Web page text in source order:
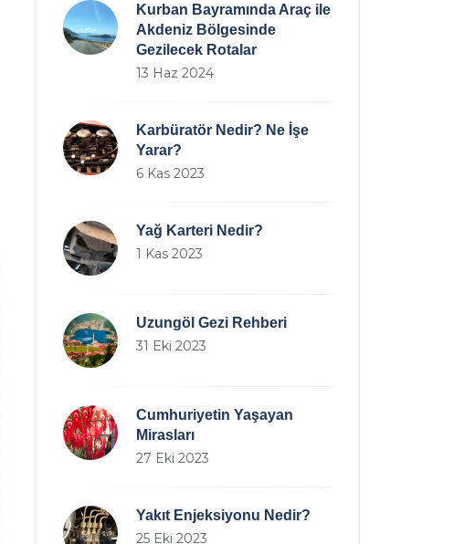
Kurban Bayramında Araç ile
Akdeniz Bölgesinde
Gezilecek Rotalar
13 Haz 2024
Karbüratör Nedir? Ne İşe
Yarar?
6 Kas 2023
Yağ Karteri Nedir?
1 Kas 2023
Uzungöl Gezi Rehberi
31 Eki 2023
Cumhuriyetin Yaşayan
Mirasları
27 Eki 2023
Yakıt Enjeksiyonu Nedir?
25 Eki 2023